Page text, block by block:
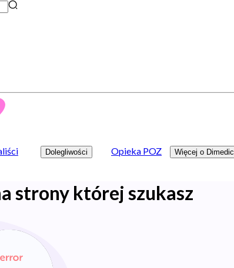
Dolegliwości Opieka POZ Więcej o Dimedic
strony której szukasz